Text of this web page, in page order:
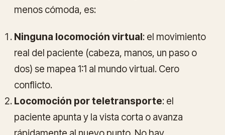
menos cómoda, es:
Ninguna locomoción virtual: el movimiento
real del paciente (cabeza, manos, un paso o
dos) se mapea 1:1 al mundo virtual. Cero
conflicto.
Locomoción por teletransporte: el
paciente apunta y la vista corta o avanza